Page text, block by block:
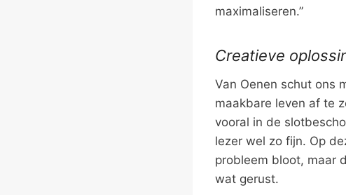
maximaliseren.”
Creatieve
Van Oenen schut ons
maakbare leven af te
vooral in de
lezer wel zo fijn. Op
probleem bloot, maar
wat gerust.